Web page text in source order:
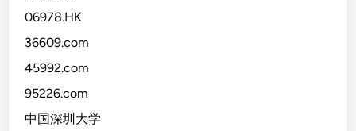
06978.HK
36609.com
45992.com
95226.com
中国深圳大学